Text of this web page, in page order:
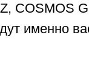
COSMOS
именно